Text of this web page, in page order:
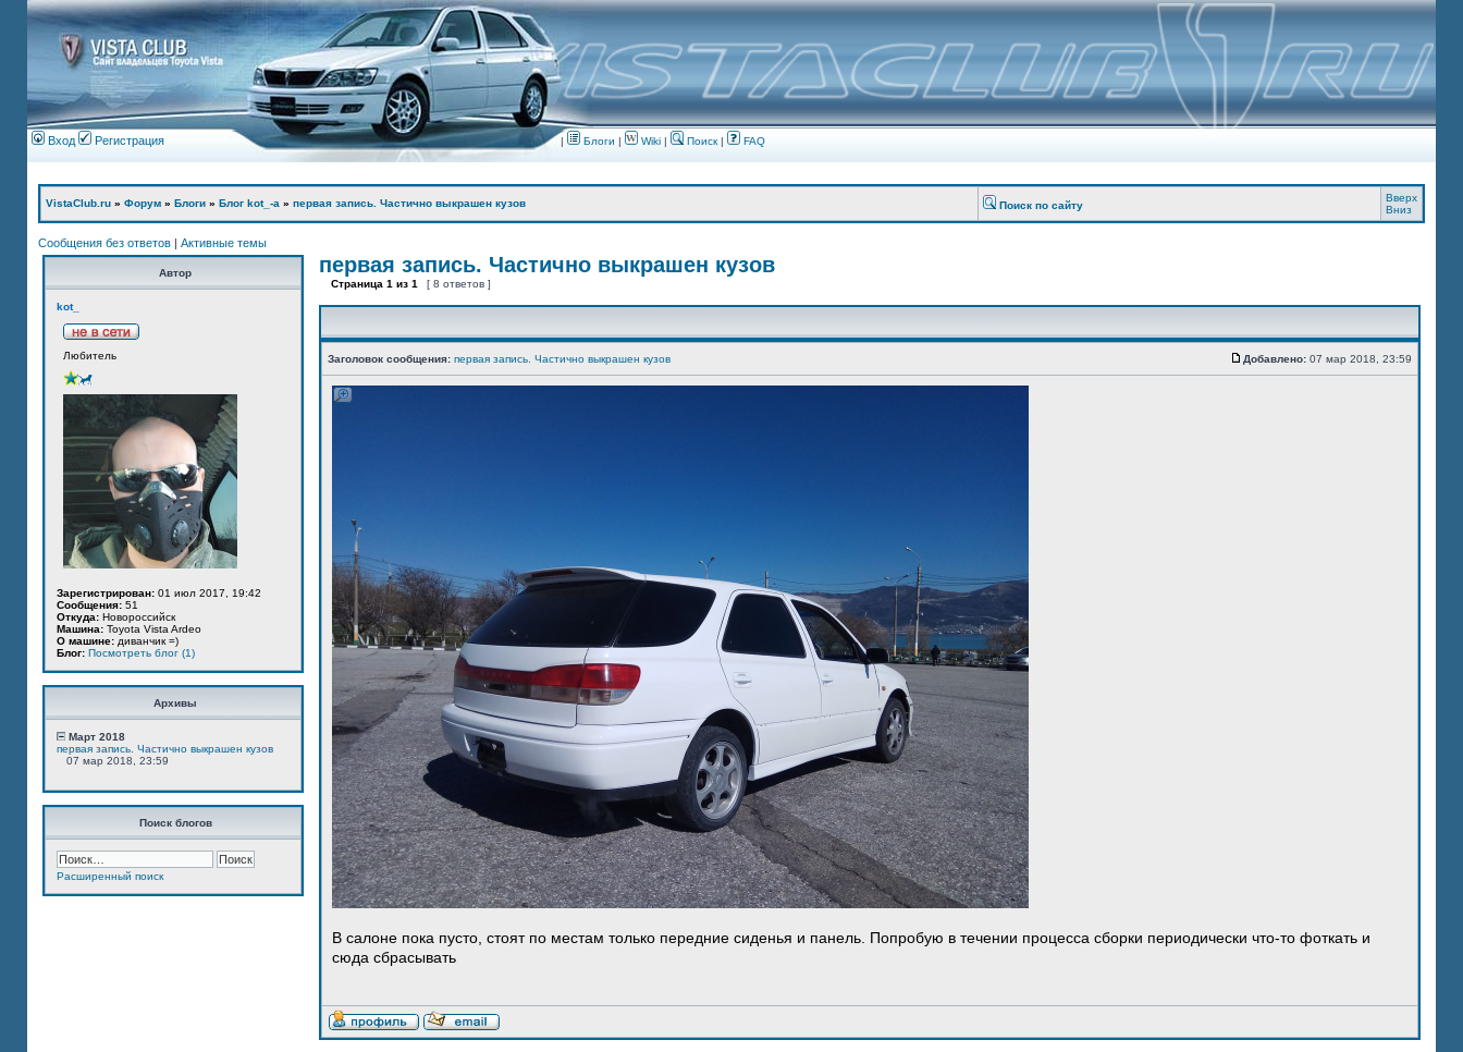
Вход Регистрация | Блоги | Wiki | Поиск| FAQ
VistaClub.ru » Форум » Блоги » Блог kot_-а » первая запись. Частично выкрашен кузов Поиск по сайту
Вверх
Вниз
Сообщения без ответов | Активные темы
Автор
kot_
Любитель
Зарегистрирован: 01 июл 2017, 19:42
Сообщения: 51
Откуда: Новороссийск
Машина: Toyota Vista Ardeo
О машине: диванчик =)
Блог: Посмотреть блог (1)
Архивы
Март 2018
первая запись. Частично выкрашен кузов
07 мар 2018, 23:59
Поиск блогов
Расширенный поиск
первая запись. Частично выкрашен кузов
Страница 1 из 1 [ 8 ответов ]
Заголовок сообщения: первая запись. Частично выкрашен кузов Добавлено: 07 мар 2018, 23:59
В салоне пока пусто, стоят по местам только передние сиденья и панель. Попробую в течении процесса сборки периодически что-то фоткать и
сюда сбрасывать